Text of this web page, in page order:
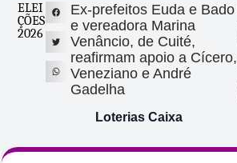
ELEI
ÇÕES
2026
Ex-prefeitos Euda e Bado
e vereadora Marina
Venâncio, de Cuité,
reafirmam apoio a Cícero,
Veneziano e André
Gadelha
Loterias Caixa